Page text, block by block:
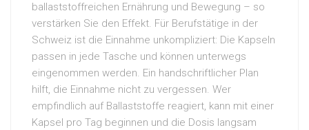
ballaststoffreichen Ernährung und Bewegung – so
verstärken Sie den Effekt. Für Berufstätige in der
Schweiz ist die Einnahme unkompliziert: Die Kapseln
passen in jede Tasche und können unterwegs
eingenommen werden. Ein handschriftlicher Plan
hilft, die Einnahme nicht zu vergessen. Wer
empfindlich auf Ballaststoffe reagiert, kann mit einer
Kapsel pro Tag beginnen und die Dosis langsam